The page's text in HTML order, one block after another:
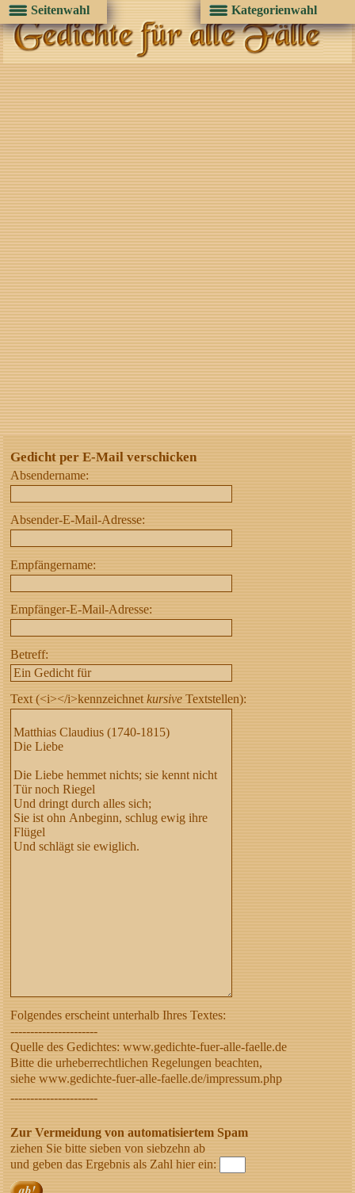
Gedicht per E-Mail verschicken
Absendername:
Absender-E-Mail-Adresse:
Empfängername:
Empfänger-E-Mail-Adresse:
Betreff:
Text (<i></i>kennzeichnetkursive Textstellen):
Folgendes erscheint unterhalb Ihres Textes:
----------------------
Quelle des Gedichtes: www.gedichte-fuer-alle-faelle.de
Bitte die urheberrechtlichen Regelungen beachten,
siehe www.gedichte-fuer-alle-faelle.de/impressum.php
----------------------
Zur Vermeidung von automatisiertem Spam
ziehen Sie bitte sieben von siebzehn ab
und geben das Ergebnis als Zahl hier ein:
Seitenwahl Kategorienwahl